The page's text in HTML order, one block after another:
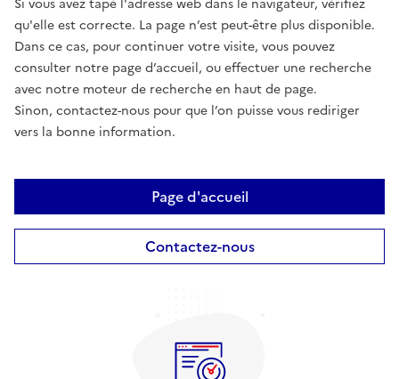
Si vous avez tapé l'adresse web dans le navigateur, vérifiez
qu'elle est correcte. La page n’est peut-être plus disponible.
Dans ce cas, pour continuer votre visite, vous pouvez
consulter notre page d’accueil, ou effectuer une recherche
avec notre moteur de recherche en haut de page.
Sinon, contactez-nous pour que l’on puisse vous rediriger
vers la bonne information.
Page d'accueil
Contactez-nous